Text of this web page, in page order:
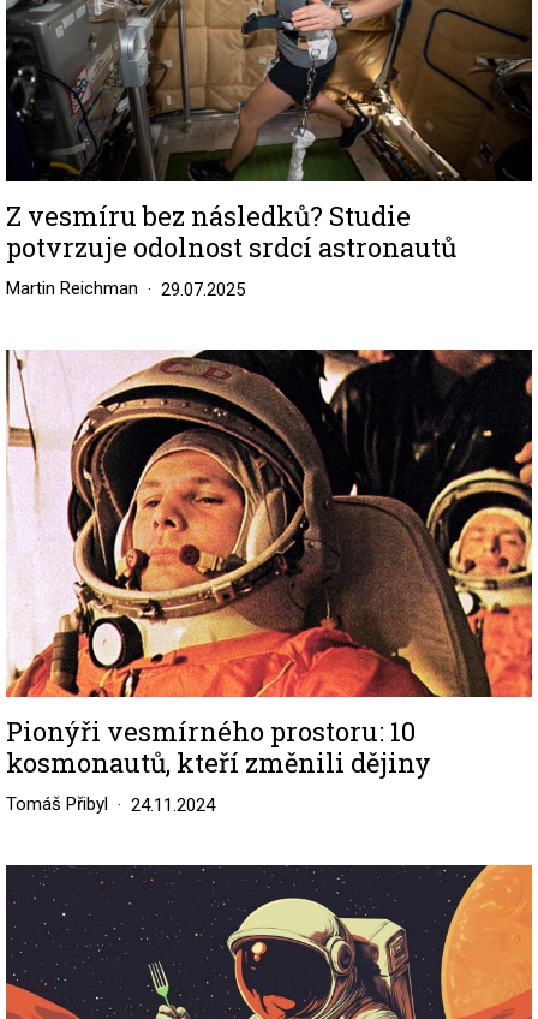
Z vesmíru bez následků? Studie
potvrzuje odolnost srdcí astronautů
Martin Reichman 29.07.2025
Image
Pionýři vesmírného prostoru: 10
kosmonautů, kteří změnili dějiny
Tomáš Přibyl 24.11.2024
Image